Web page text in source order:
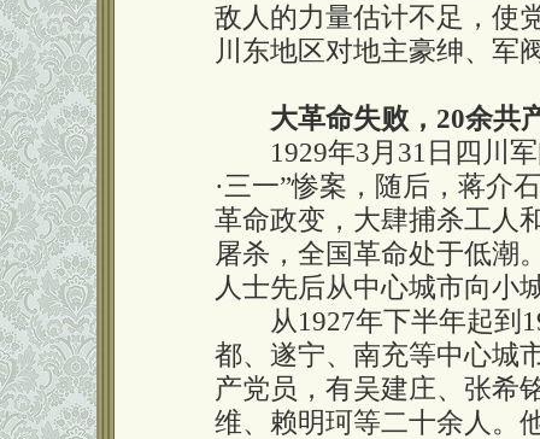
敌人的力量估计不足，使
川东地区对地主豪绅、军
大革命失败，20余共
1929年3月31日四川军
·三一”惨案，随后，蒋介
革命政变，大肆捕杀工人
屠杀，全国革命处于低潮
人士先后从中心城市向小
从1927年下半年起到
都、遂宁、南充等中心城
产党员，有吴建庄、张希
维、赖明珂等二十余人。